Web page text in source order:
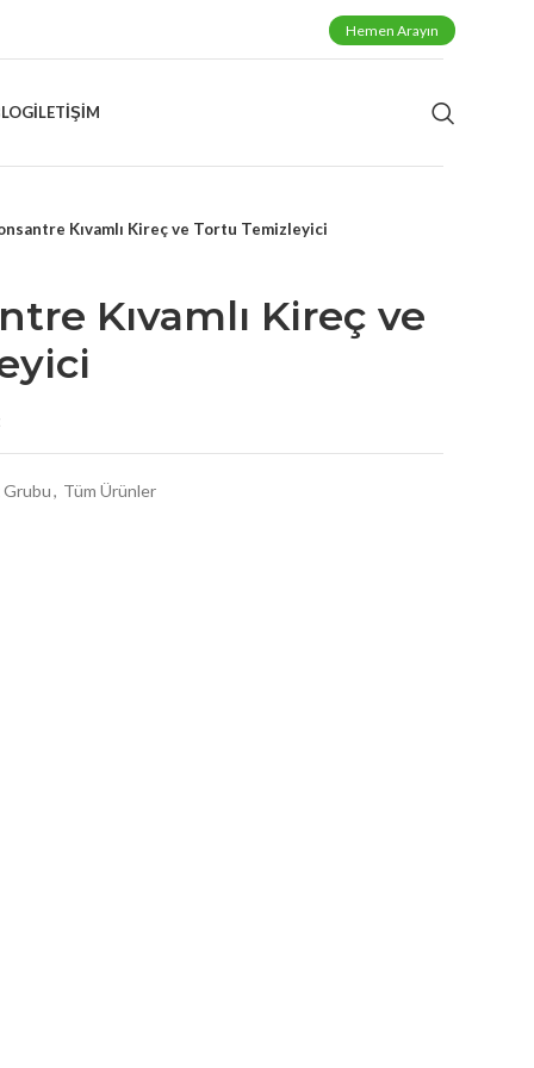
Hemen Arayın
İLETIŞIM
Kıvamlı Kireç ve Tortu Temizleyici
Kıvamlı Kireç ve
Grubu, Tüm Ürünler